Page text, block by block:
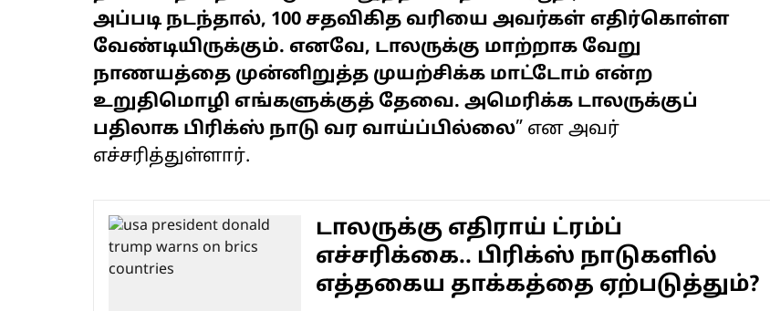
அப்படி நடந்தால், 100 சதவிகித வரியை அவர்கள் எதிர்கொள்ள
வேண்டியிருக்கும். எனவே, டாலருக்கு மாற்றாக வேறு
நாணயத்தை முன்னிறுத்த முயற்சிக்க மாட்டோம் என்ற
உறுதிமொழி எங்களுக்குத் தேவை. அமெரிக்க டாலருக்குப்
பதிலாக பிரிக்ஸ் நாடு வர வாய்ப்பில்லை” என அவர்
எச்சரித்துள்ளார்.
டாலருக்கு எதிராய் ட்ரம்ப்
எச்சரிக்கை.. பிரிக்ஸ் நாடுகளில்
எத்தகைய தாக்கத்தை ஏற்படுத்தும்?